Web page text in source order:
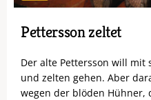
Pettersson zeltet
Der alte Pettersson will mit
und zelten gehen. Aber
wegen der blöden Hühner,